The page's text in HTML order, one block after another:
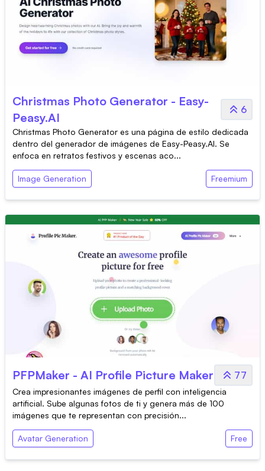
Christmas Photo Generator - Easy-
Peasy.AI
6
Christmas Photo Generator es una página de estilo dedicada
dentro del generador de imágenes de Easy-Peasy.AI. Se
enfoca en retratos festivos y escenas aco...
Image Generation Freemium
PFPMaker - AI Profile Picture Maker 77
Crea impresionantes imágenes de perfil con inteligencia
artificial. Sube algunas fotos de ti y genera más de 100
imágenes que te representan con precisión...
Avatar Generation Free